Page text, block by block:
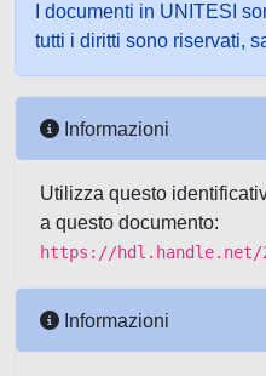
I documenti in UNITESI
tutti i diritti sono riservati,
Informazioni
Utilizza questo
a questo documento:
https://hdl.handle.net/
Informazioni